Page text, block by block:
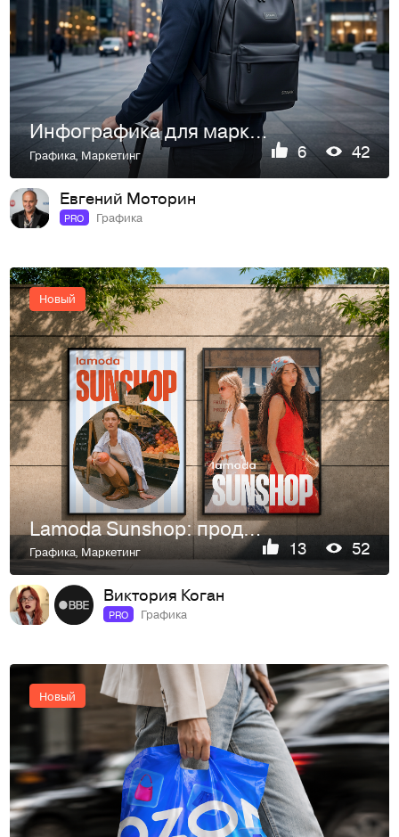
Инфографика для маркетплейсов Рюкзак городской повседневный…
Графика,Маркетинг 6 42
Евгений Моторин
PRO Графика
Новый
Lamoda Sunshop: продвижение летней коллекции
Графика, Маркетинг 13 52
Виктория Коган
PRO Графика
Новый